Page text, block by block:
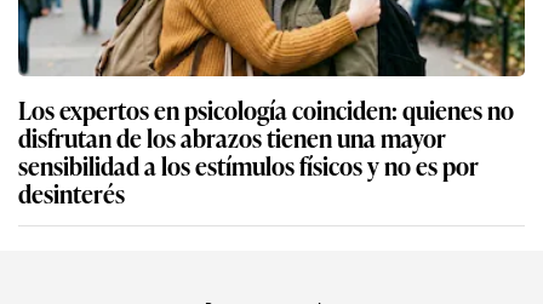
Los expertos en psicología coinciden: quienes no
disfrutan de los abrazos tienen una mayor
sensibilidad a los estímulos físicos y no es por
desinterés